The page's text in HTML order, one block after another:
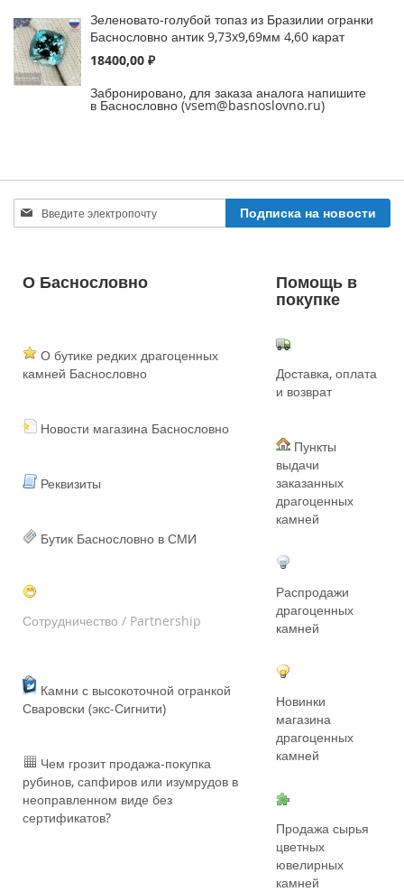
Зеленовато-голубой топаз из Бразилии огранки
Баснословно антик 9,73x9,69мм 4,60 карат
18400,00 ₽
Забронировано, для заказа аналога напишите
в Баснословно (vsem@basnoslovno.ru)
Sign
Up
Newsletter:
Подписка на новости
О Баснословно Помощь в
покупке
О бутике редких драгоценных
камней Баснословно
Новости магазина Баснословно
Реквизиты
Бутик Баснословно в СМИ
Сотрудничество / Partnership
Камни с высокоточной огранкой
Сваровски (экс-Сигнити)
Чем грозит продажа-покупка
рубинов, сапфиров или изумрудов в
неоправленном виде без
сертификатов?
Доставка, оплата
и возврат
Пункты
выдачи
заказанных
драгоценных
камней
Распродажи
драгоценных
камней
Новинки
магазина
драгоценных
камней
Продажа сырья
цветных
ювелирных
камней